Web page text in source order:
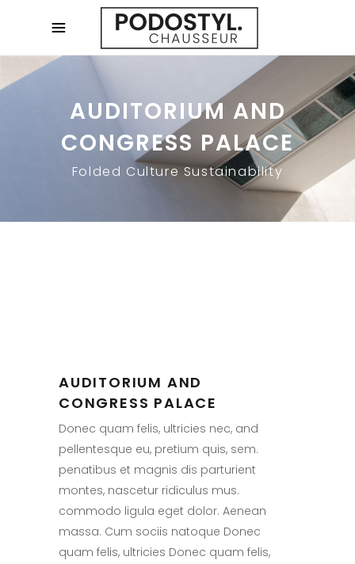
AUDITORIUM AND
CONGRESS PALACE
Folded Culture Sustainability
AUDITORIUM AND
CONGRESS PALACE
Donec quam felis, ultricies nec, and
pellentesque eu, pretium quis, sem.
penatibus et magnis dis parturient
montes, nascetur ridiculus mus.
commodo ligula eget dolor. Aenean
massa. Cum sociis natoque Donec
quam felis, ultricies Donec quam felis,